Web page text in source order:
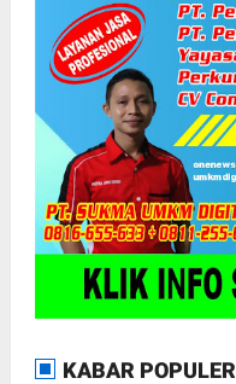
KABAR POPULER